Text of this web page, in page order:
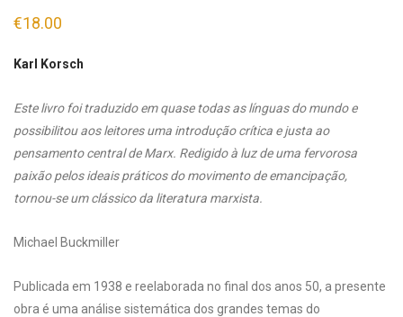
€18.00
Karl Korsch
Este livro foi traduzido em quase todas as línguas do mundo e
possibilitou aos leitores uma introdução crítica e justa ao
pensamento central de Marx. Redigido à luz de uma fervorosa
paixão pelos ideais práticos do movimento de emancipação,
tornou-se um clássico da literatura marxista.
Michael Buckmiller
Publicada em 1938 e reelaborada no final dos anos 50, a presente
obra é uma análise sistemática dos grandes temas do